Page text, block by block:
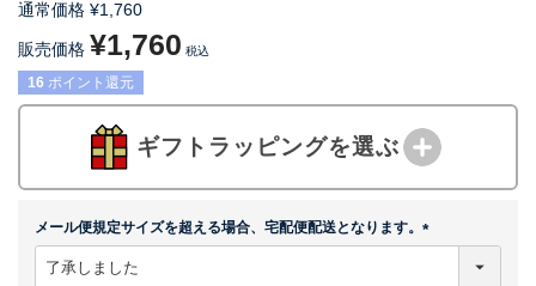
通常価格 ¥1,760
販売価格 ¥1,760 税込
16 ポイント還元
ギフトラッピングを選ぶ
メール便規定サイズを超える場合、宅配便配送となります。